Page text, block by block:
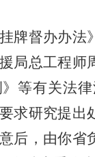
牌督办办法
局总工程
等有关法
求研究提
后，由你